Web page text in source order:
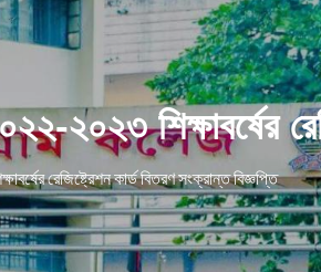
২০২৩ শিক্ষাবর্ষের
রেজিষ্ট্রেশন কার্ড বিতরণ সংক্রান্ত বিজ্ঞপ্তি